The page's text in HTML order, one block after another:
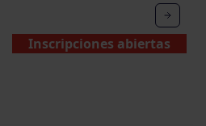
Inscripciones abiertas